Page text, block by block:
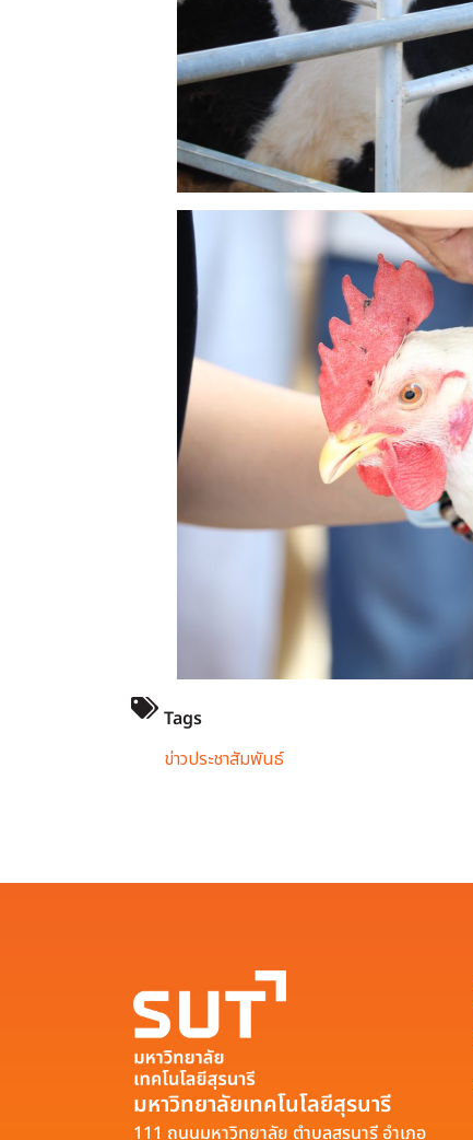
Tags
ข่าวประชาสัมพันธ์
มหาวิทยาลัยเทคโนโลยีสุรนารี
111 ถนนมหาวิทยาลัย ตำบลสุรนารี อำเภอ